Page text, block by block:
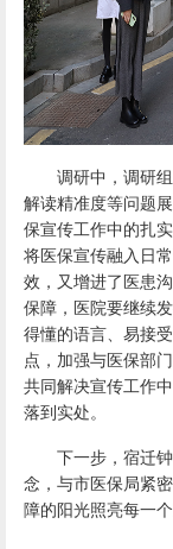
调研中，调研
解读精准度等问题
保宣传工作中的扎
将医保宣传融入日
效，又增进了医患
保障，医院要继续
得懂的语言、易接
点，加强与医保部
共同解决宣传工作
落到实处。
下一步，宿迁
念，与市医保局紧
障的阳光照亮每一